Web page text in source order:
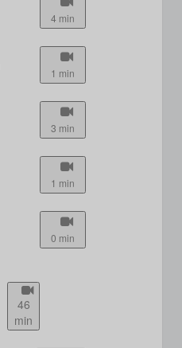
4 min
1 min
3 min
1 min
0 min
46
min